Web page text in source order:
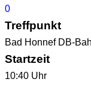
0
Treffpunkt
Bad Honnef DB-
Startzeit
10:40 Uhr